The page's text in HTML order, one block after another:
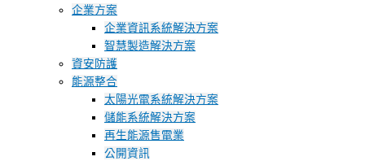
企業方案
企業資訊系統解決方案
智慧製造解決方案
資安防護
能源整合
太陽光電系統解決方案
儲能系統解決方案
再生能源售電業
公開資訊